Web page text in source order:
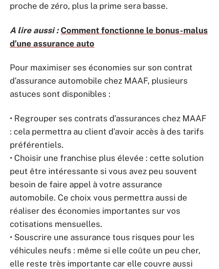
proche de zéro, plus la prime sera basse.
A lire aussi : Comment fonctionne le bonus-malus
d’une assurance auto
Pour maximiser ses économies sur son contrat
d’assurance automobile chez MAAF, plusieurs
astuces sont disponibles :
• Regrouper ses contrats d’assurances chez MAAF
: cela permettra au client d’avoir accès à des tarifs
préférentiels.
• Choisir une franchise plus élevée : cette solution
peut être intéressante si vous avez peu souvent
besoin de faire appel à votre assurance
automobile. Ce choix vous permettra aussi de
réaliser des économies importantes sur vos
cotisations mensuelles.
• Souscrire une assurance tous risques pour les
véhicules neufs : même si elle coûte un peu cher,
elle reste très importante car elle couvre aussi